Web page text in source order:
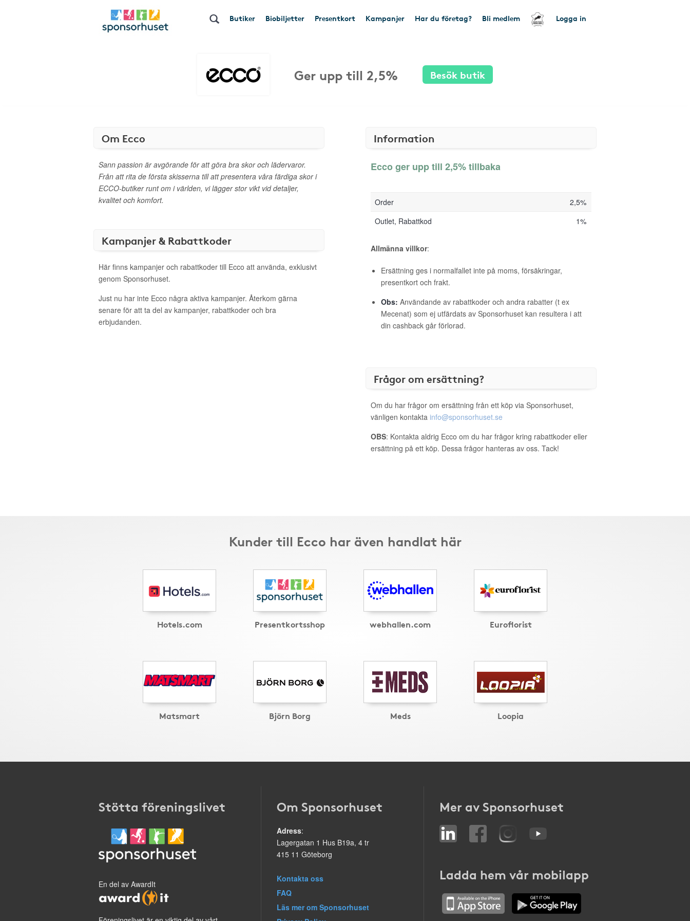
Butiker Biobiljetter Presentkort Kampanjer Har du företag? Bli medlem Logga in
Ger upp till 2,5% Besök butik
Om Ecco
Sann passion är avgörande för att göra bra skor och lädervaror.
Från att rita de första skisserna till att presentera våra färdiga skor i
ECCO-butiker runt om i världen, vi lägger stor vikt vid detaljer,
kvalitet och komfort.
Kampanjer & Rabattkoder
Här finns kampanjer och rabattkoder till Ecco att använda, exklusivt
genom Sponsorhuset.
Just nu har inte Ecco några aktiva kampanjer. Återkom gärna
senare för att ta del av kampanjer, rabattkoder och bra
erbjudanden.
Information
Ecco ger upp till 2,5% tillbaka
Order
2,5%
Outlet, Rabattkod
1%
Allmänna villkor:
Ersättning ges i normalfallet inte på moms, försäkringar,
presentkort och frakt.
Obs: Användande av rabattkoder och andra rabatter (t ex
Mecenat) som ej utfärdats av Sponsorhuset kan resultera i att
din cashback går förlorad.
Frågor om ersättning?
Om du har frågor om ersättning från ett köp via Sponsorhuset,
vänligen kontakta info@sponsorhuset.se
OBS: Kontakta aldrig Ecco om du har frågor kring rabattkoder eller
ersättning på ett köp. Dessa frågor hanteras av oss. Tack!
Kunder till Ecco har även handlat här
Hotels.com Presentkortsshop webhallen.com Euroflorist
Matsmart Björn Borg Meds Loopia
Stötta föreningslivet
En del av AwardIt
Om Sponsorhuset
Adress:
Lagergatan 1 Hus B19a, 4 tr
415 11 Göteborg
Kontakta oss
FAQ
Läs mer om Sponsorhuset
Mer av Sponsorhuset
Ladda hem vår mobilapp